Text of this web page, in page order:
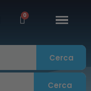
Cerca
Cerca